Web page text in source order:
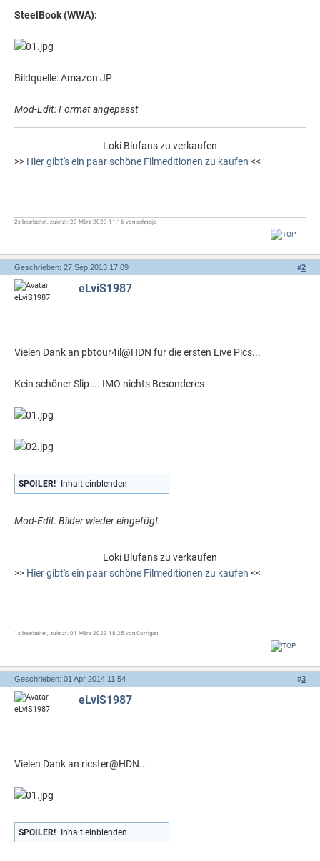
SteelBook (WWA):
Bildquelle: Amazon JP
Mod-Edit: Format angepasst
Loki Blufans zu verkaufen
>> Hier gibt's ein paar schöne Filmeditionen zu kaufen <<
2x bearbeitet, zuletzt: 23 März 2023 11:16 von schneijo
#2
Geschrieben: 27 Sep 2013 17:09
eLviS1987
Vielen Dank an pbtour4il@HDN für die ersten Live Pics...
Kein schöner Slip ... IMO nichts Besonderes
SPOILER! Inhalt einblenden
Mod-Edit: Bilder wieder eingefügt
Loki Blufans zu verkaufen
>> Hier gibt's ein paar schöne Filmeditionen zu kaufen <<
1x bearbeitet, zuletzt: 01 März 2023 18:25 von Corrigan
#3
Geschrieben: 01 Apr 2014 11:54
eLviS1987
Vielen Dank an ricster@HDN...
SPOILER! Inhalt einblenden